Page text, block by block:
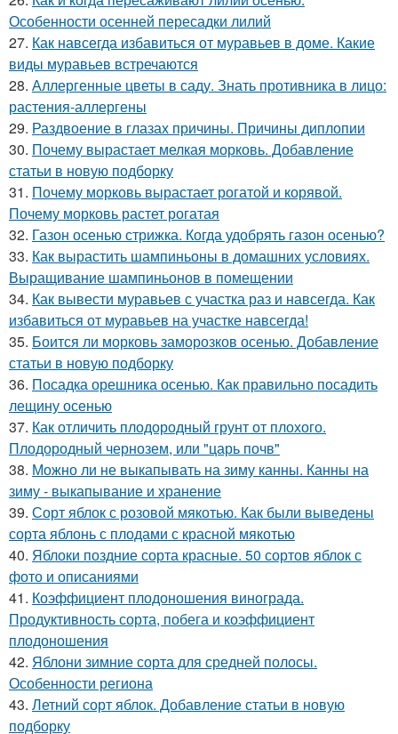
Особенности осенней пересадки лилий
27. Как навсегда избавиться от муравьев в доме. Какие
виды муравьев встречаются
28. Аллергенные цветы в саду. Знать противника в лицо:
растения-аллергены
29. Раздвоение в глазах причины. Причины диплопии
30. Почему вырастает мелкая морковь. Добавление
статьи в новую подборку
31. Почему морковь вырастает рогатой и корявой.
Почему морковь растет рогатая
32. Газон осенью стрижка. Когда удобрять газон осенью?
33. Как вырастить шампиньоны в домашних условиях.
Выращивание шампиньонов в помещении
34. Как вывести муравьев с участка раз и навсегда. Как
избавиться от муравьев на участке навсегда!
35. Боится ли морковь заморозков осенью. Добавление
статьи в новую подборку
36. Посадка орешника осенью. Как правильно посадить
лещину осенью
37. Как отличить плодородный грунт от плохого.
Плодородный чернозем, или "царь почв"
38. Можно ли не выкапывать на зиму канны. Канны на
зиму - выкапывание и хранение
39. Сорт яблок с розовой мякотью. Как были выведены
сорта яблонь с плодами с красной мякотью
40. Яблоки поздние сорта красные. 50 сортов яблок с
фото и описаниями
41. Коэффициент плодоношения винограда.
Продуктивность сорта, побега и коэффициент
плодоношения
42. Яблони зимние сорта для средней полосы.
Особенности региона
43. Летний сорт яблок. Добавление статьи в новую
подборку